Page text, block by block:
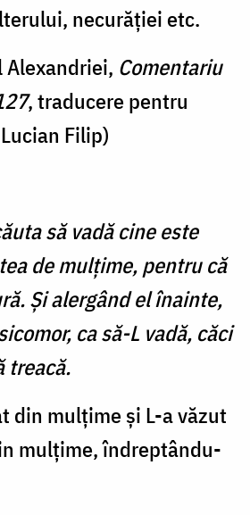
necurăției etc.
Comentariu
, traducere pentru
Filip)
să vadă cine este
de mulţime, pentru că
Şi alergând el înainte,
ca să-L vadă, căci
treacă.
din mulțime și L-a văzut
mulțime, îndreptându-